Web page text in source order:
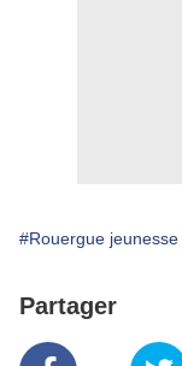
#Rouergue jeunesse
Partager